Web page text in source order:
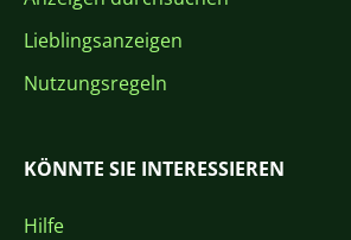
Lieblingsanzeigen
Nutzungsregeln
KÖNNTE SIE INTERESSIEREN
Hilfe